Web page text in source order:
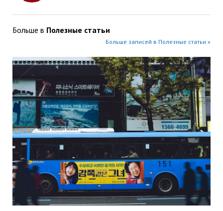
Больше в Полезные статьи
Больше записей в Полезные статьи »